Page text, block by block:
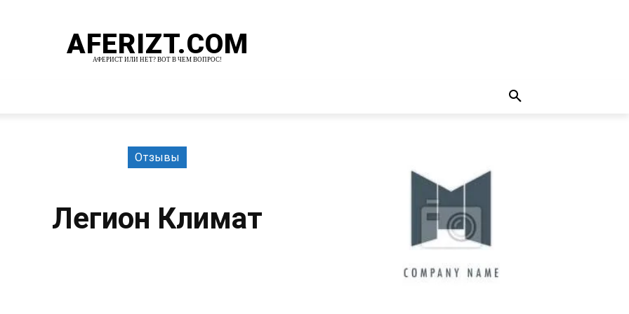
AFERIZT.COM
АФЕРИСТ ИЛИ НЕТ? ВОТ В ЧЕМ ВОПРОС!
Отзывы
Легион Климат